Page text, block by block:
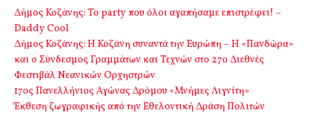
Δήμος Κοζάνης: Το party που όλοι αγαπήσαμε επιστρέφει! –
Daddy Cool
Δήμος Κοζάνης: Η Κοζάνη συναντά την Ευρώπη – Η «Πανδώρα»
και ο Σύνδεσμος Γραμμάτων και Τεχνών στο 27ο Διεθνές
Φεστιβάλ Νεανικών Ορχηστρών
17ος Πανελλήνιος Αγώνας Δρόμου «Μνήμες Λιγνίτη»
Έκθεση ζωγραφικής από την Εθελοντική Δράση Πολιτών